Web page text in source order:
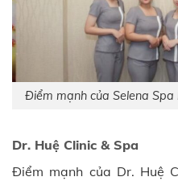
Điểm mạnh của Selena
Dr. Huệ Clinic & Spa
Điểm mạnh của Dr. Huệ